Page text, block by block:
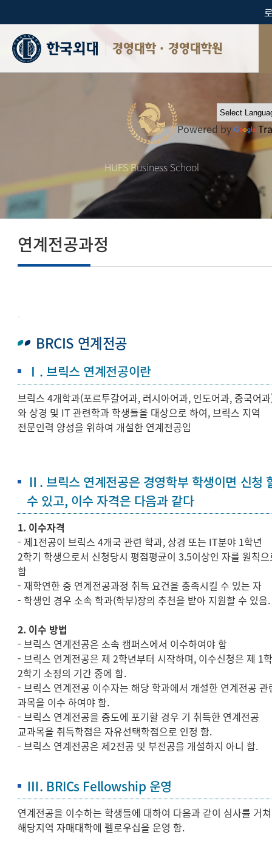
Powered by
경영대학·경영대학원
HUFS Business School
연계전공과정
졸업요건
장학안내
세부전공 Concentration
글로벌경영전문가
이중전공
연계전공과정
국제교류
.
BRCIS 연계전공
Ⅰ. 브릭스 연계전공이란
브릭스 4개학과(포르투갈어과, 러시아어과, 인도어과, 중국어
와 상경 및 IT 관련학과 학생들을 대상으로 하여, 브릭스 지역
전문인력 양성을 위하여 개설한 연계전공임
Ⅱ. 브릭스 연계전공은 경영학부 학생이면 신청
수 있고, 이수 자격은 다음과 같다
1. 이수자격
- 제1전공이 브릭스 4개국 관련 학과, 상경 또는 IT분야 1학년
2학기 학생으로서 신청당시 평점평균이 3.5이상인 자를 원칙
함
- 재학연한 중 연계전공과정 취득 요건을 충족시킬 수 있는 자
- 학생인 경우 소속 학과(학부)장의 추천을 받아 지원할 수 있음.
2. 이수 방법
- 브릭스 연게전공은 소속 캠퍼스에서 이수하여야 함
- 브릭스 연계전공은 제 2학년부터 시작하며, 이수신청은 제 1
2학기 소정의 기간 중에 함.
- 브릭스 연계전공 이수자는 해당 학과에서 개설한 연계전공 관
과목을 이수 하여야 함.
- 브릭스 연계전공을 중도에 포기할 경우 기 취득한 연계전공
교과목을 취득학점은 자유선택학점으로 인정 함.
- 브릭스 연계전공은 제2전공 및 부전공을 개설하지 아니 함.
Ⅲ. BRICs Fellowship 운영
연계전공을 이수하는 학생들에 대하여 다음과 같이 심사를 거쳐
해당지역 자매대학에 펠로우십을 운영 함.